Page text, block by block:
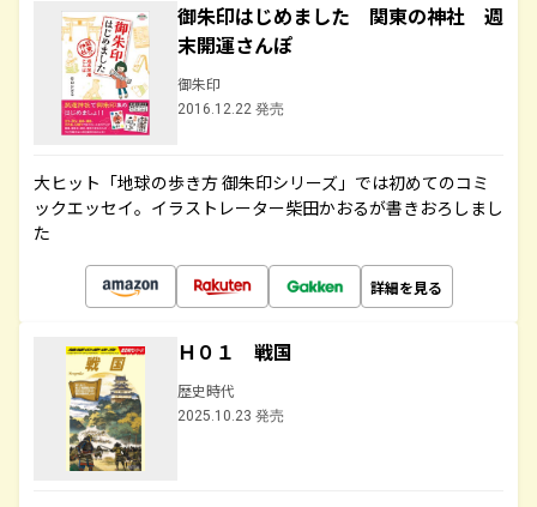
御朱印はじめました 関東の神社 週
末開運さんぽ
御朱印
2016.12.22 発売
大ヒット「地球の歩き方 御朱印シリーズ」では初めてのコミ
ックエッセイ。イラストレーター柴田かおるが書きおろしまし
た
詳細を見る
Ｈ０１ 戦国
歴史時代
2025.10.23 発売